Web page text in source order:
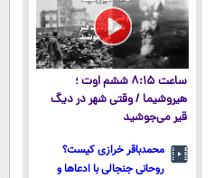
ساعت ۸:۱۵ ششم اوت ؛
هیروشیما / وقتی شهر در دیگ
قیر می‌جوشید
محمدباقر خرازی کیست؟
روحانی جنجالی با ادعاها و